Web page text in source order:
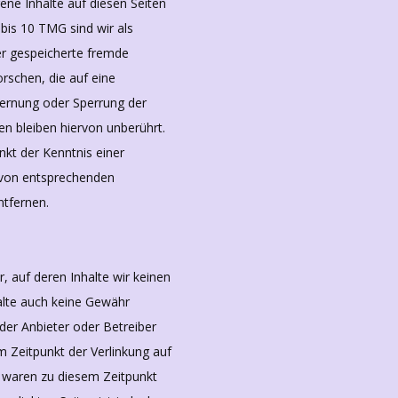
10 TMG sind wir als
gespeicherte fremde
die auf eine
oder Sperrung der
bleiben hiervon unberührt.
der Kenntnis einer
entsprechenden
auf deren Inhalte wir keinen
auch keine Gewähr
Anbieter oder Betreiber
Zeitpunkt der Verlinkung auf
zu diesem Zeitpunkt